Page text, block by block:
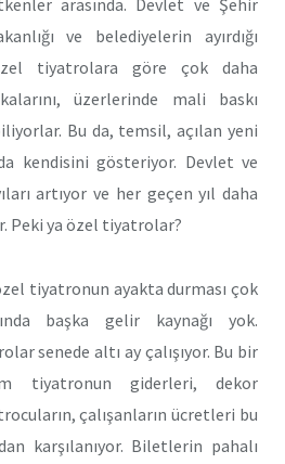
ve belediyelerin ayırdığı
tiyatrolara göre çok daha
üzerlerinde mali baskı
Bu da, temsil, açılan yeni
kendisini gösteriyor. Devlet ve
artıyor ve her geçen yıl daha
Peki ya özel tiyatrolar?
tiyatronun ayakta durması çok
başka gelir kaynağı yok.
senede altı ay çalışıyor. Bu bir
tiyatronun giderleri, dekor
çalışanların ücretleri bu
karşılanıyor. Biletlerin pahalı